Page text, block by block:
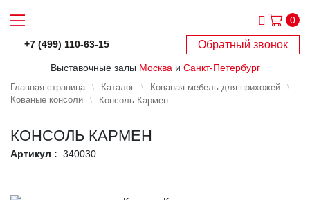
0
+7 (499) 110-63-15 Обратный звонок
Выставочные залы Москва и Санкт-Петербург
Главная страница Каталог
Кованая мебель для прихожей
Кованые консоли
Консоль Кармен
КОНСОЛЬ КАРМЕН
Артикул : 340030